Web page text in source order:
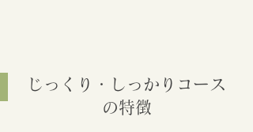
じっくり・しっかりコース
の特徴